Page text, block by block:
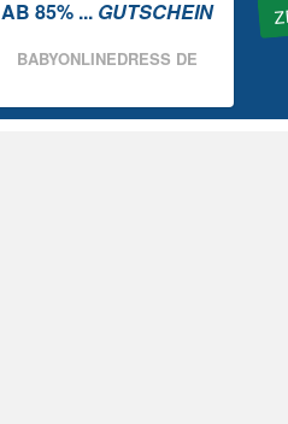
AB 85% ... GUTSCHEIN
BABYONLINEDRESS DE